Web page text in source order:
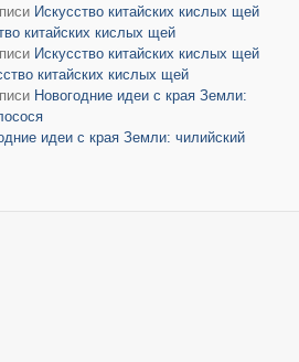
Искусство китайских кислых щей
китайских кислых щей
Искусство китайских кислых щей
китайских кислых щей
Новогодние идеи с края Земли:
идеи с края Земли: чилийский